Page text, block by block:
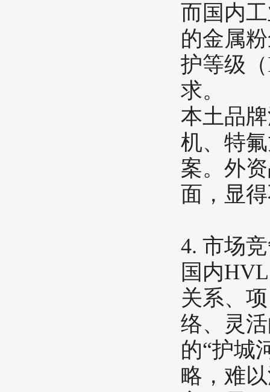
而国内
的金属
护等级
求。
本土品
机、特
案。外
面，显
​4. 市场
国内
关系、
络、灵
的“护城
略，难